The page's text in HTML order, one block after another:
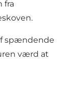
fra
spændende
værd at